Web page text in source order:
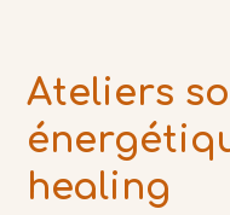
Ateliers
healing